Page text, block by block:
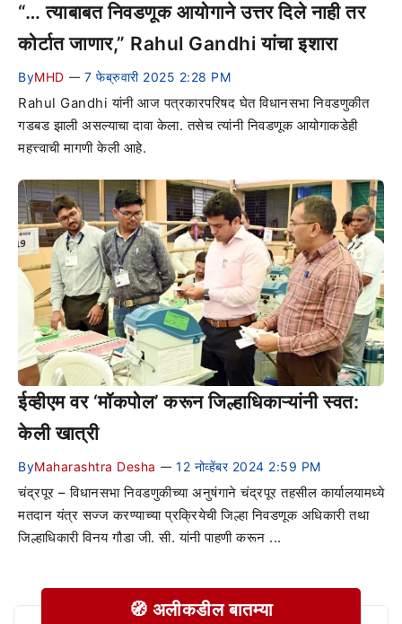
“… त्याबाबत निवडणूक आयोगाने उत्तर दिले नाही तर
कोर्टात जाणार,” Rahul Gandhi यांचा इशारा
ByMHD — 7 फेब्रुवारी 2025 2:28 PM
Rahul Gandhi यांनी आज पत्रकारपरिषद घेत विधानसभा निवडणुकीत
गडबड झाली असल्याचा दावा केला. तसेच त्यांनी निवडणूक आयोगाकडेही
महत्त्वाची मागणी केली आहे.
ईव्हीएम वर ‘मॉकपोल’ करून जिल्हाधिकाऱ्यांनी स्वत:
केली खात्री
ByMaharashtra Desha — 12 नोव्हेंबर 2024 2:59 PM
चंद्रपूर – विधानसभा निवडणुकीच्या अनुषंगाने चंद्रपूर तहसील कार्यालयामध्ये
मतदान यंत्र सज्ज करण्याच्या प्रक्रियेची जिल्हा निवडणूक अधिकारी तथा
जिल्हाधिकारी विनय गौडा जी. सी. यांनी पाहणी करून ...
🧭 अलीकडील बातम्या